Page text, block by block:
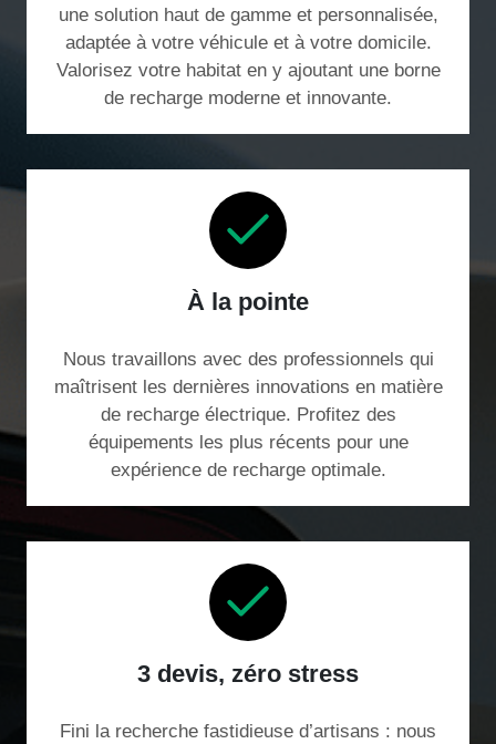
une solution haut de gamme et personnalisée,
adaptée à votre véhicule et à votre domicile.
Valorisez votre habitat en y ajoutant une borne
de recharge moderne et innovante.
À la pointe
Nous travaillons avec des professionnels qui
maîtrisent les dernières innovations en matière
de recharge électrique. Profitez des
équipements les plus récents pour une
expérience de recharge optimale.
3 devis, zéro stress
Fini la recherche fastidieuse d’artisans : nous